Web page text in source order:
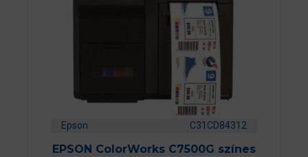
Epson C31CD84312
EPSON ColorWorks C7500G színes